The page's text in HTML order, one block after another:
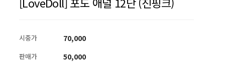
시중가 70,000
판매가 50,000